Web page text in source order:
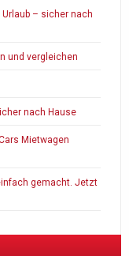
– sicher nach
und vergleichen
nach Hause
Mietwagen
gemacht. Jetzt